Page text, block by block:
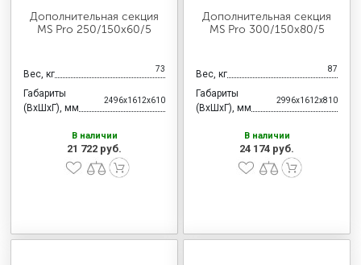
Дополнительная секция
MS Pro 250/150x60/5
Вес, кг 73
Габариты
(ВхШхГ), мм
2496x1612x610
В наличии
21 722 руб.
Дополнительная секция
MS Pro 300/150x80/5
Вес, кг 87
Габариты
(ВхШхГ), мм
2996x1612x810
В наличии
24 174 руб.